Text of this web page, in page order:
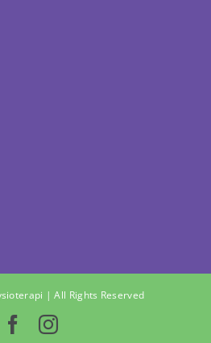
| All Rights Reserved
Facebook
Instagram